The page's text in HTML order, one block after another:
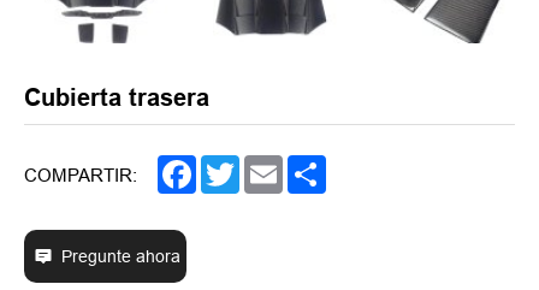
Cubierta trasera
COMPARTIR: Facebook
TwitterEmail
Pregunte ahora